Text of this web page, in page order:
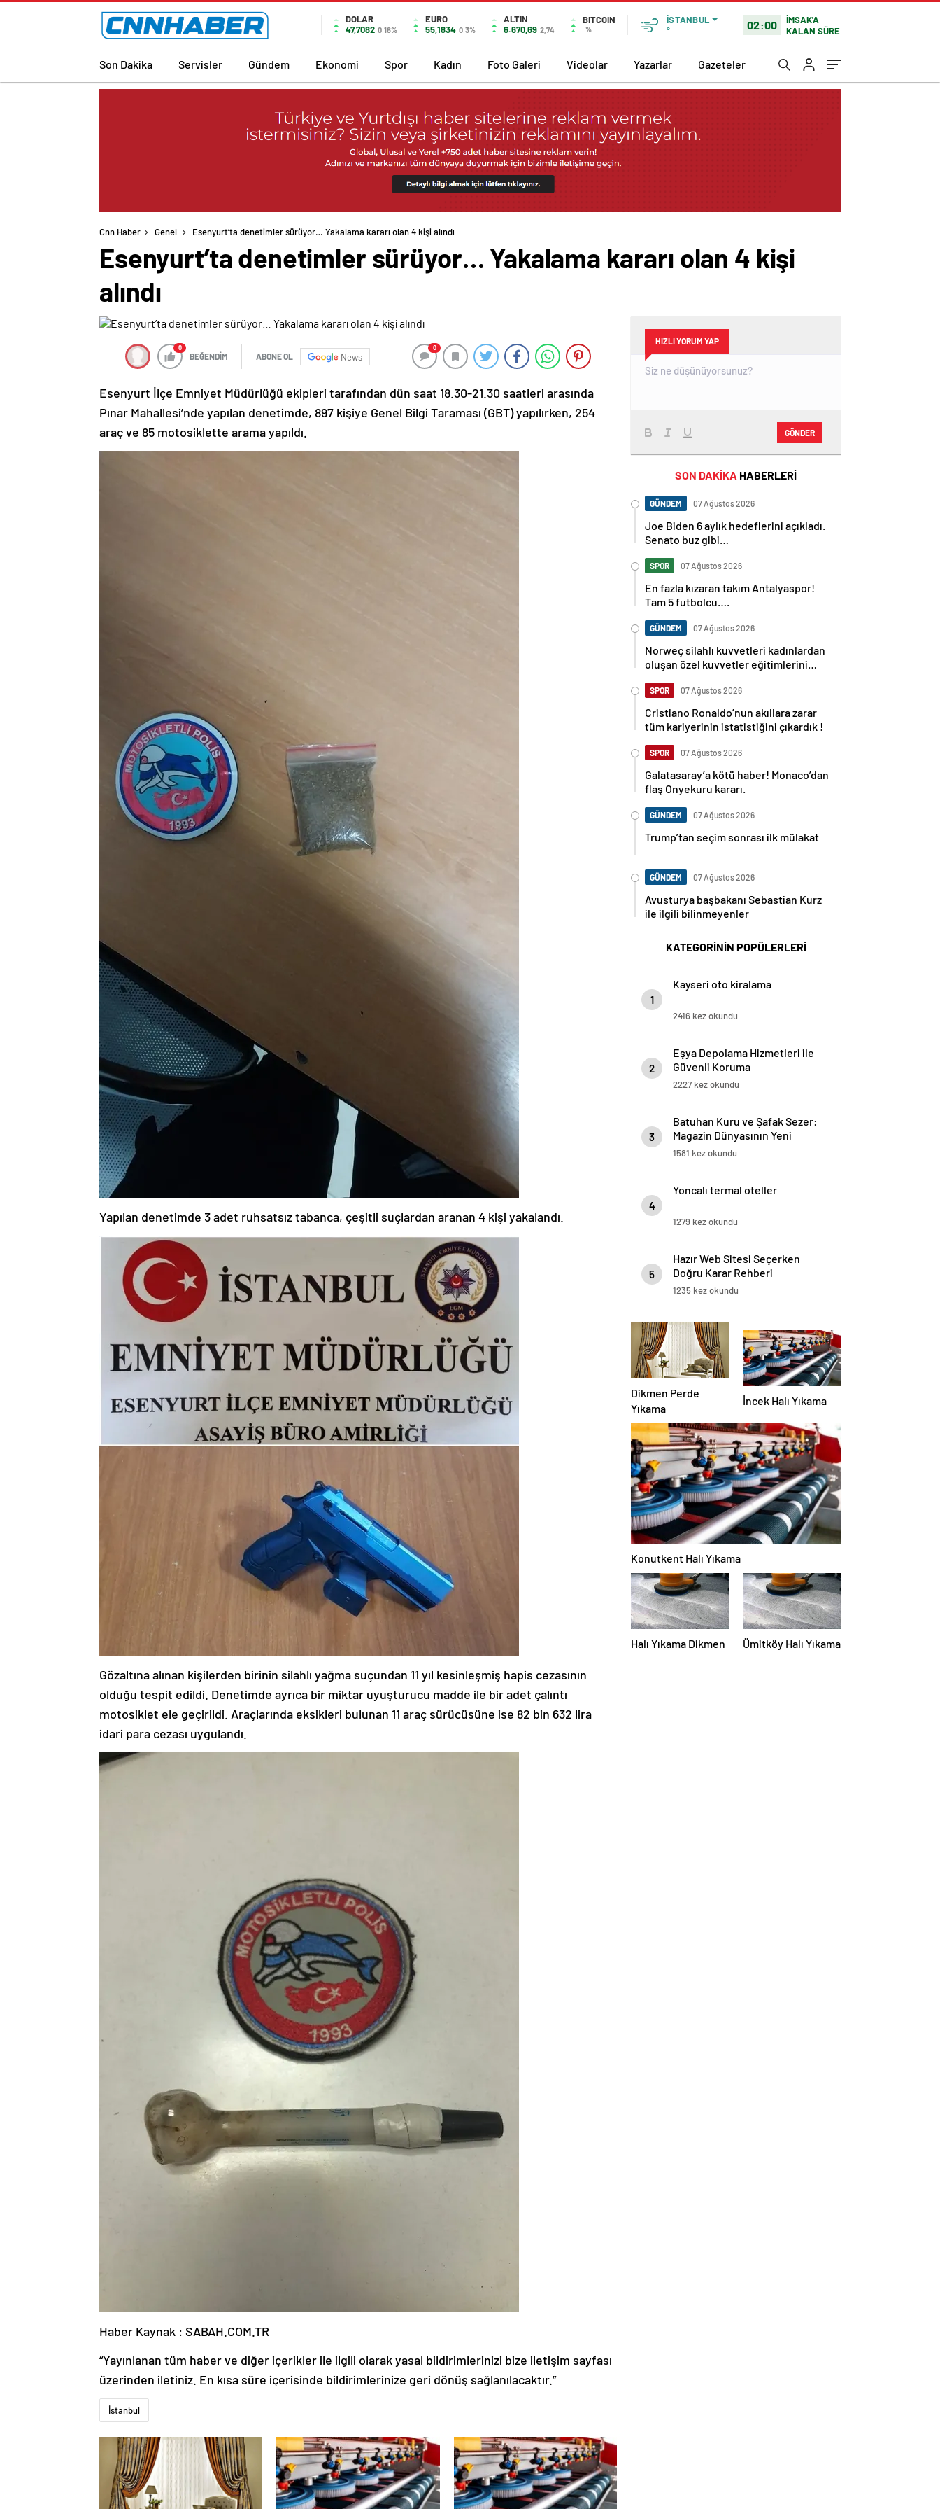
DOLAR
47,7082 0.16%
EURO
55,1834 0.3%
ALTIN
6.670,69 2,74
BITCOIN
%
İSTANBUL
°
02:00
İMSAK'A
KALAN SÜRE
Son Dakika Servisler Gündem Ekonomi Spor Kadın Foto Galeri Videolar Yazarlar Gazeteler
Cnn Haber Genel Esenyurt’ta denetimler sürüyor… Yakalama kararı olan 4 kişi alındı
Esenyurt’ta denetimler sürüyor… Yakalama kararı olan 4 kişi
alındı
0
BEĞENDİM ABONE OL News
0
Esenyurt İlçe Emniyet Müdürlüğü ekipleri tarafından dün saat 18.30-21.30 saatleri arasında
Pınar Mahallesi’nde yapılan denetimde, 897 kişiye Genel Bilgi Taraması (GBT) yapılırken, 254
araç ve 85 motosiklette arama yapıldı.
Yapılan denetimde 3 adet ruhsatsız tabanca, çeşitli suçlardan aranan 4 kişi yakalandı.
Gözaltına alınan kişilerden birinin silahlı yağma suçundan 11 yıl kesinleşmiş hapis cezasının
olduğu tespit edildi. Denetimde ayrıca bir miktar uyuşturucu madde ile bir adet çalıntı
motosiklet ele geçirildi. Araçlarında eksikleri bulunan 11 araç sürücüsüne ise 82 bin 632 lira
idari para cezası uygulandı.
Haber Kaynak : SABAH.COM.TR
“Yayınlanan tüm haber ve diğer içerikler ile ilgili olarak yasal bildirimlerinizi bize iletişim sayfası
üzerinden iletiniz. En kısa süre içerisinde bildirimlerinize geri dönüş sağlanılacaktır.”
İstanbul
HIZLI YORUM YAP
GÖNDER
SON DAKİKA HABERLERİ
GÜNDEM 07 Ağustos 2026
Joe Biden 6 aylık hedeflerini açıkladı.
Senato buz gibi…
SPOR 07 Ağustos 2026
En fazla kızaran takım Antalyaspor!
Tam 5 futbolcu….
GÜNDEM 07 Ağustos 2026
Norweç silahlı kuvvetleri kadınlardan
oluşan özel kuvvetler eğitimlerini
SPOR 07 Ağustos 2026
Cristiano Ronaldo’nun akıllara zarar
tüm kariyerinin istatistiğini çıkardık !
SPOR 07 Ağustos 2026
Galatasaray’a kötü haber! Monaco’dan
flaş Onyekuru kararı.
GÜNDEM 07 Ağustos 2026
Trump’tan seçim sonrası ilk mülakat
GÜNDEM 07 Ağustos 2026
Avusturya başbakanı Sebastian Kurz
ile ilgili bilinmeyenler
KATEGORİNİN POPÜLERLERİ
1
Kayseri oto kiralama
2416 kez okundu
2
Eşya Depolama Hizmetleri ile
Güvenli Koruma
2227 kez okundu
3
Batuhan Kuru ve Şafak Sezer:
Magazin Dünyasının Yeni
“Dynamic Duo”su!
1581 kez okundu
4
Yoncalı termal oteller
1279 kez okundu
5
Hazır Web Sitesi Seçerken
Doğru Karar Rehberi
1235 kez okundu
Dikmen Perde
Yıkama
İncek Halı Yıkama
Konutkent Halı Yıkama
Halı Yıkama Dikmen Ümitköy Halı Yıkama